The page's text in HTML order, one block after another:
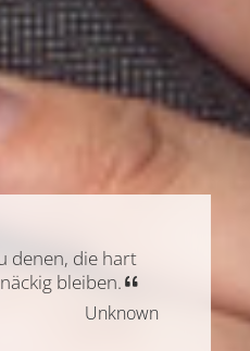
denen, die hart
bleiben.
Unknown